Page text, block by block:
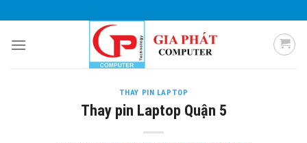
to
content
THAY PIN LAPTOP
Thay pin Laptop Quận 5